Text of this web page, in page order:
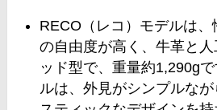
RECO（レコ）モデルは
の自由度が高く、牛革と
ッド型で、重量約1,290g
ルは、外見がシンプルな